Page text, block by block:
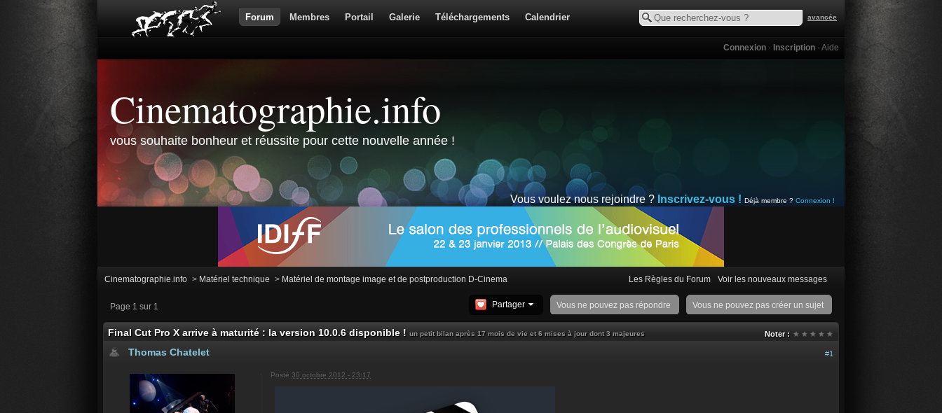
avancée
Forum Membres Portail Galerie Téléchargements Calendrier
Connexion · Inscription · Aide
Cinematographie.info
vous souhaite bonheur et réussite pour cette nouvelle année !
Vous voulez nous rejoindre ? Inscrivez-vous ! Déjà membre ? Connexion !
Cinematographie.info > Matériel technique > Matériel de montage image et de postproduction D-Cinema Les Règles du Forum Voir les nouveaux messages
Page 1 sur 1 Vous ne pouvez pas créer un sujet
Vous ne pouvez pas répondre
Partager
Final Cut Pro X arrive à maturité : la version 10.0.6 disponible ! un petit bilan après 17 mois de vie et 6 mises à jour dont 3 majeures Noter :
#1
Thomas Chatelet
Posté 30 octobre 2012 - 23:17